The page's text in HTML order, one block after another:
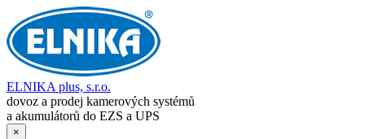
ELNIKA plus, s.r.o.
dovoz a prodej kamerových systémů
a akumulátorů do EZS a UPS
×